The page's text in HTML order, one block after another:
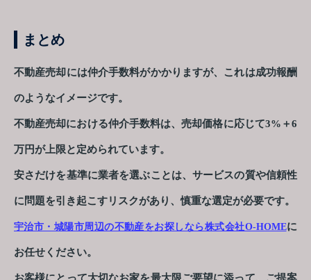
まとめ
不動産売却には仲介手数料がかかりますが、これは成功報酬
のようなイメージです。
不動産売却における仲介手数料は、売却価格に応じて3%＋6
万円が上限と定められています。
安さだけを基準に業者を選ぶことは、サービスの質や信頼性
に問題を引き起こすリスクがあり、慎重な選定が必要です。
宇治市・城陽市周辺の不動産をお探しなら株式会社O-HOMEに
お任せください。